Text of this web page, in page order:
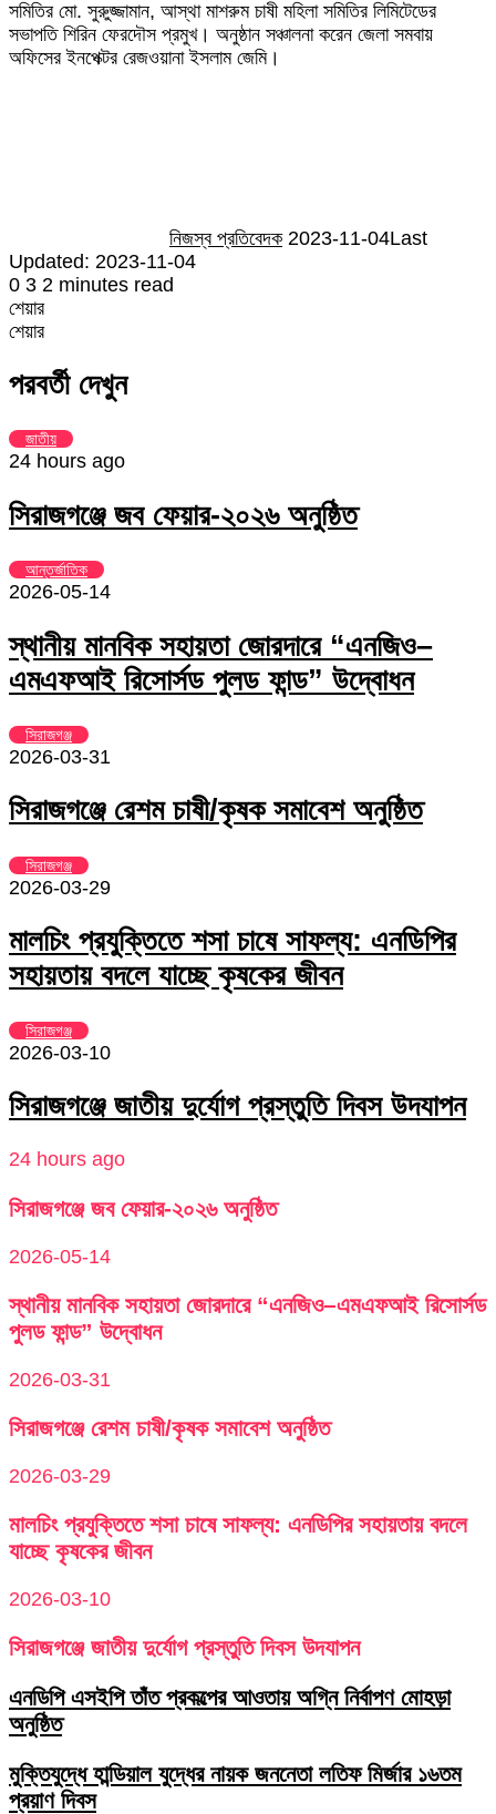
সমিতির মো. সুরুুজ্জামান, আস্থা মাশরুম চাষী মহিলা সমিতির লিমিটেডের
সভাপতি শিরিন ফেরদৌস প্রমুখ। অনুষ্ঠান সঞ্চালনা করেন জেলা সমবায়
অফিসের ইনপেক্টর রেজওয়ানা ইসলাম জেমি।
নিজস্ব প্রতিবেদক 2023-11-04Last
Updated: 2023-11-04
0 3 2 minutes read
শেয়ার
Facebook
Twitter
LinkedIn
Skype
Messenger
Messenger
WhatsApp
Telegram
Share
Email
প্রিন্ট
শেয়ার
via
Email
পরবর্তী দেখুন
জাতীয়
24 hours ago
সিরাজগঞ্জে জব ফেয়ার-২০২৬ অনুষ্ঠিত
আন্তর্জাতিক
2026-05-14
স্থানীয় মানবিক সহায়তা জোরদারে “এনজিও–
এমএফআই রিসোর্সড পুলড ফান্ড” উদ্বোধন
সিরাজগঞ্জ
2026-03-31
সিরাজগঞ্জে রেশম চাষী/কৃষক সমাবেশ অনুষ্ঠিত
সিরাজগঞ্জ
2026-03-29
মালচিং প্রযুক্তিতে শসা চাষে সাফল্য: এনডিপির
সহায়তায় বদলে যাচ্ছে কৃষকের জীবন
সিরাজগঞ্জ
2026-03-10
সিরাজগঞ্জে জাতীয় দুর্যোগ প্রস্তুতি দিবস উদযাপন
24 hours ago
সিরাজগঞ্জে জব ফেয়ার-২০২৬ অনুষ্ঠিত
2026-05-14
স্থানীয় মানবিক সহায়তা জোরদারে “এনজিও–এমএফআই রিসোর্সড
পুলড ফান্ড” উদ্বোধন
2026-03-31
সিরাজগঞ্জে রেশম চাষী/কৃষক সমাবেশ অনুষ্ঠিত
2026-03-29
মালচিং প্রযুক্তিতে শসা চাষে সাফল্য: এনডিপির সহায়তায় বদলে
যাচ্ছে কৃষকের জীবন
2026-03-10
সিরাজগঞ্জে জাতীয় দুর্যোগ প্রস্তুতি দিবস উদযাপন
এনডিপি এসইপি তাঁত প্রকল্পের আওতায় অগ্নি নির্বাপণ মোহড়া
অনুষ্ঠিত
মুক্তিযুদ্ধে হান্ডিয়াল যুদ্ধের নায়ক জননেতা লতিফ মির্জার ১৬তম
প্রয়াণ দিবস